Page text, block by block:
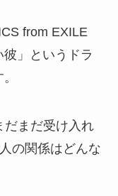
from EXILE
」というドラ
だまだ受け入れ
の関係はどんな